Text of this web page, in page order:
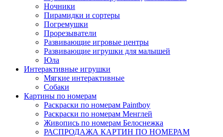
Ночники
Пирамидки и сортеры
Погремушки
Прорезыватели
Развивающие игровые центры
Развивающие игрушки для малышей
Юла
Интерактивные игрушки
Мягкие интерактивные
Собаки
Картины по номерам
Раскраски по номерам Paintboy
Раскраски по номерам Менглей
Живопись по номерам Белоснежка
РАСПРОДАЖА КАРТИН ПО НОМЕРАМ